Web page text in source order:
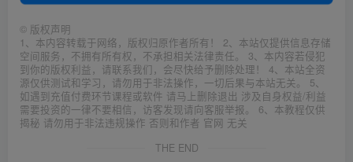
© 版权声明
1、本内容转载于网络，版权归原作者所有！ 2、本站仅提供信息存储
空间服务，不拥有所有权，不承担相关法律责任。 3、本内容若侵犯
到你的版权利益，请联系我们，会尽快给予删除处理！ 4、本站全资
源仅供测试和学习，请勿用于非法操作，一切后果与本站无关。 5、
如遇到充值付费环节课程或软件 请马上删除退出 涉及自身权益/利益
需要投资的一律不要相信，访客发现请向客服举报。 6、本教程仅供
揭秘 请勿用于非法违规操作 否则和作者 官网 无关
THE END